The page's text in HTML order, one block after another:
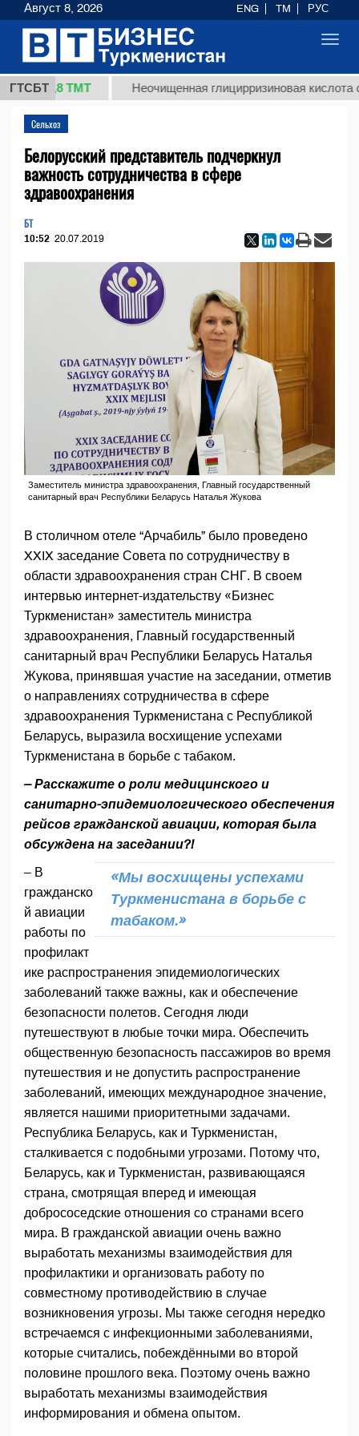
ГТСБТ
37,8 ТМТ Неочищенная глицирризиновая кислота
Сельхоз
Белорусский представитель подчеркнул
важность сотрудничества в сфере
здравоохранения
БТ
10:52 20.07.2019
Заместитель министра здравоохранения, Главный государственный
санитарный врач Республики Беларусь Наталья Жукова
В столичном отеле “Арчабиль” было проведено
XXIX заседание Совета по сотрудничеству в
области здравоохранения стран СНГ. В своем
интервью интернет-издательству «Бизнес
Туркменистан» заместитель министра
здравоохранения, Главный государственный
санитарный врач Республики Беларусь Наталья
Жукова, принявшая участие на заседании, отметив
о направлениях сотрудничества в сфере
здравоохранения Туркменистана с Республикой
Беларусь, выразила восхищение успехами
Туркменистана в борьбе с табаком.
– Расскажите о роли медицинского и
санитарно-эпидемиологического обеспечения
рейсов гражданской авиации, которая была
обсуждена на заседании?!
«Мы восхищены успехами
Туркменистана в борьбе с
табаком.»
– В
гражданско
й авиации
работы по
профилакт
ике распространения эпидемиологических
заболеваний также важны, как и обеспечение
безопасности полетов. Сегодня люди
путешествуют в любые точки мира. Обеспечить
общественную безопасность пассажиров во время
путешествия и не допустить распространение
заболеваний, имеющих международное значение,
является нашими приоритетными задачами.
Республика Беларусь, как и Туркменистан,
сталкивается с подобными угрозами. Потому что,
Беларусь, как и Туркменистан, развивающаяся
страна, смотрящая вперед и имеющая
добрососедские отношения со странами всего
мира. В гражданской авиации очень важно
выработать механизмы взаимодействия для
профилактики и организовать работу по
совместному противодействию в случае
возникновения угрозы. Мы также сегодня нередко
встречаемся с инфекционными заболеваниями,
которые считались, побеждёнными во второй
половине прошлого века. Поэтому очень важно
выработать механизмы взаимодействия
информирования и обмена опытом.
Август 8, 2026 ENG TM РУС